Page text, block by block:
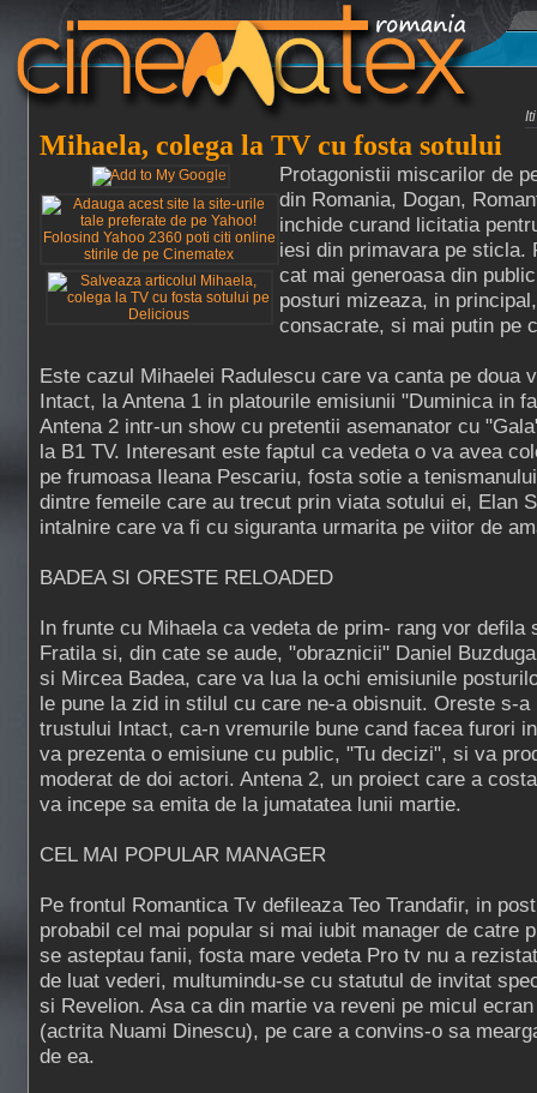
Mihaela, colega la TV cu fosta sotului
Protagonistii miscarilor de
din Romania, Dogan,
inchide curand licitatia
iesi din primavara pe sticla.
cat mai generoasa din
posturi mizeaza, in
consacrate, si mai putin pe
Este cazul Mihaelei Radulescu care va canta pe doua
Intact, la Antena 1 in platourile emisiunii "Duminica in
Antena 2 intr-un show cu pretentii asemanator cu
la B1 TV. Interesant este faptul ca vedeta o va avea
pe frumoasa Ileana Pescariu, fosta sotie a
dintre femeile care au trecut prin viata sotului ei, Elan
intalnire care va fi cu siguranta urmarita pe viitor de
BADEA SI ORESTE RELOADED
In frunte cu Mihaela ca vedeta de prim- rang vor defila
Fratila si, din cate se aude, "obraznicii" Daniel
si Mircea Badea, care va lua la ochi emisiunile
le pune la zid in stilul cu care ne-a obisnuit. Oreste s-
trustului Intact, ca-n vremurile bune cand facea furori
va prezenta o emisiune cu public, "Tu decizi", si va
moderat de doi actori. Antena 2, un proiect care a
va incepe sa emita de la jumatatea lunii martie.
CEL MAI POPULAR MANAGER
Pe frontul Romantica Tv defileaza Teo Trandafir, in
probabil cel mai popular si mai iubit manager de catre
se asteptau fanii, fosta mare vedeta Pro tv nu a
de luat vederi, multumindu-se cu statutul de invitat
si Revelion. Asa ca din martie va reveni pe micul
(actrita Nuami Dinescu), pe care a convins-o sa
de ea.